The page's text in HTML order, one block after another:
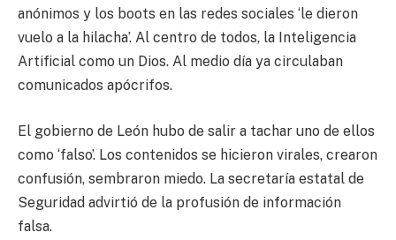
anónimos y los boots en las redes sociales ‘le dieron
vuelo a la hilacha’. Al centro de todos, la Inteligencia
Artificial como un Dios. Al medio día ya circulaban
comunicados apócrifos.
El gobierno de León hubo de salir a tachar uno de ellos
como ‘falso’. Los contenidos se hicieron virales, crearon
confusión, sembraron miedo. La secretaría estatal de
Seguridad advirtió de la profusión de información
falsa.